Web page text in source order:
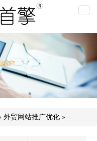
外
网
推
广
化
外贸网站推广优化 »